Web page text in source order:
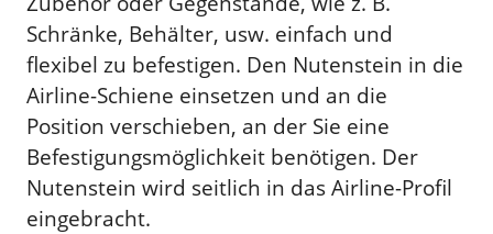
Schränke, Behälter, usw. einfach und
flexibel zu befestigen. Den Nutenstein in die
Airline-Schiene einsetzen und an die
Position verschieben, an der Sie eine
Befestigungsmöglichkeit benötigen. Der
Nutenstein wird seitlich in das Airline-Profil
eingebracht.